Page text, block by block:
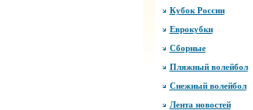
Кубок России
Еврокубки
Сборные
Пляжный волейбол
Снежный волейбол
Лента новостей